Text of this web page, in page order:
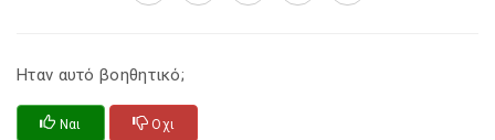
Ηταν αυτό βοηθητικό;
Ναι Οχι